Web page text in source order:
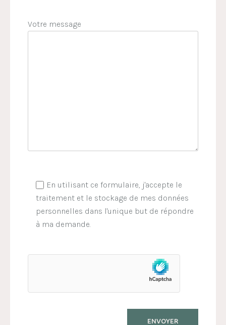
Votre message
En utilisant ce formulaire, j'accepte le
traitement et le stockage de mes données
personnelles dans l'unique but de répondre
à ma demande.